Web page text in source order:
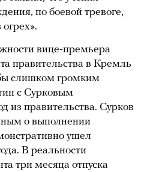
по боевой тревоге,
вице-премьера
правительства в Кремль
слишком громким
с Сурковым
из правительства. Сурков
о выполнении
ушел
В реальности
три месяца отпуска